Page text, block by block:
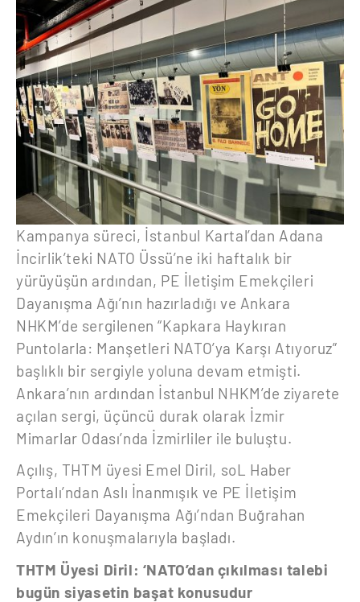
Kampanya süreci, İstanbul Kartal’dan Adana
İncirlik’teki NATO Üssü’ne iki haftalık bir
yürüyüşün ardından, PE İletişim Emekçileri
Dayanışma Ağı’nın hazırladığı ve Ankara
NHKM’de sergilenen “Kapkara Haykıran
Puntolarla: Manşetleri NATO’ya Karşı Atıyoruz”
başlıklı bir sergiyle yoluna devam etmişti.
Ankara’nın ardından İstanbul NHKM’de ziyarete
açılan sergi, üçüncü durak olarak İzmir
Mimarlar Odası’nda İzmirliler ile buluştu.
Açılış, THTM üyesi Emel Diril, soL Haber
Portalı’ndan Aslı İnanmışık ve PE İletişim
Emekçileri Dayanışma Ağı’ndan Buğrahan
Aydın’ın konuşmalarıyla başladı.
THTM Üyesi Diril: ‘NATO’dan çıkılması talebi
bugün siyasetin başat konusudur